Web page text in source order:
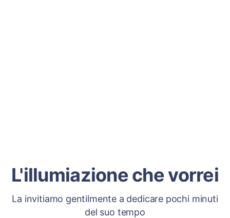
L'illumiazione che vorrei
La invitiamo gentilmente a dedicare pochi minuti
del suo tempo